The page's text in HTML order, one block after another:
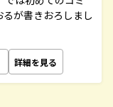
が書きおろしまし
詳細を見る